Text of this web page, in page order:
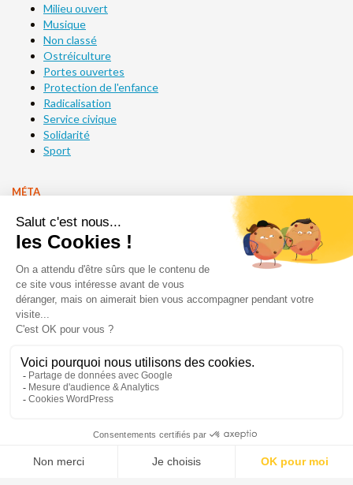
Milieu ouvert
Musique
Non classé
Ostréiculture
Portes ouvertes
Protection de l'enfance
Radicalisation
Service civique
Solidarité
Sport
MÉTA
Connexion
Flux des publications
Flux des commentaires
Site de WordPress-FR
Acséa
1 impasse des Ormes
CS 80070
14200 Hérouville-Saint-Clair
Tél. : 02 31 47 00 00
Fax. : 02 31 47 00 09